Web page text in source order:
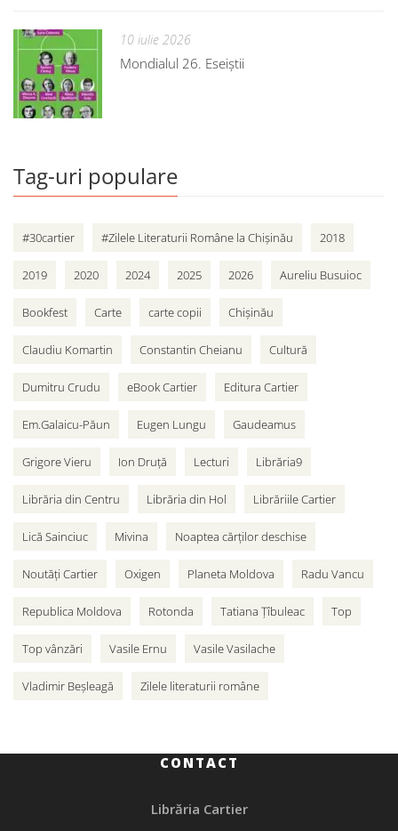
10 iulie 2026
Mondialul 26. Eseiștii
Tag-uri populare
#30cartier #Zilele Literaturii Române la Chișinău 2018
2019 2020 2024 2025 2026 Aureliu Busuioc
Bookfest Carte carte copii Chișinău
Claudiu Komartin Constantin Cheianu Cultură
Dumitru Crudu eBook Cartier Editura Cartier
Em.Galaicu-Păun Eugen Lungu Gaudeamus
Grigore Vieru Ion Druță Lecturi Librăria9
Librăria din Centru Librăria din Hol Librăriile Cartier
Lică Sainciuc Mivina Noaptea cărților deschise
Noutăți Cartier Oxigen Planeta Moldova Radu Vancu
Republica Moldova Rotonda Tatiana Țîbuleac Top
Top vânzări Vasile Ernu Vasile Vasilache
Vladimir Beșleagă Zilele literaturii române
CONTACT
Librăria Cartier